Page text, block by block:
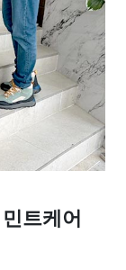
트케어